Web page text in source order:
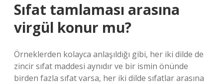
Sıfat tamlaması arasına
virgül konur mu?
Örneklerden kolayca anlaşıldığı gibi, her iki dilde de
zincir sıfat maddesi aynıdır ve bir ismin önünde
birden fazla sıfat varsa, her iki dilde sıfatlar arasına